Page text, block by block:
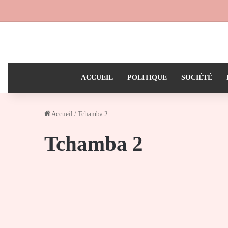
ACCUEIL POLITIQUE SOCIÉTÉ
Accueil / Tchamba 2
Tchamba 2